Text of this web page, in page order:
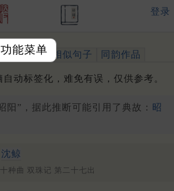
能菜单
登录
处、引用 相似句子 同韵作品
动标签化，难免有误，仅供参考。
阳”，据此推断可能引用了典故： 昭
沈鲸
种曲 双珠记 第二十七出